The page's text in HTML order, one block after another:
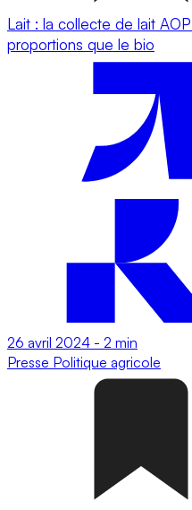
Lait : la collecte de lait
proportions que le bio
26 avril 2024 - 2 min
Presse Politique agricole